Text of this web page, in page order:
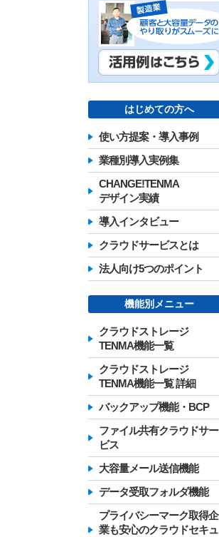
はじめての方へ
使い方提案・導入事例
業種別導入実例集
CHANGE!TENMA
デザイン実績
導入インタビュー
クラウドサービスとは
法人向け5つのポイント
機能別メニュー
クラウドストレージ
TENMA機能一覧
クラウドストレージ
TENMA機能一覧 詳細
バックアップ機能・BCP
ファイル共有クラウドサー
ビス
大容量メール送信機能
データ受取フォルダ機能
プライバシーマーク取得企
業も安心のクラウドセキュ